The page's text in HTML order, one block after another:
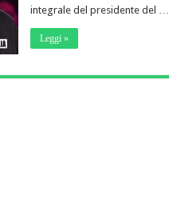
integrale del presidente del …
Leggi »